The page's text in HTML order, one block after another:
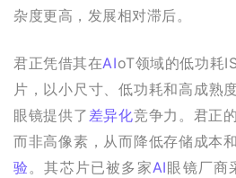
杂度更高，发展相对滞后。
君正凭借其在AIoT领域的低功耗
片，以小尺寸、低功耗和高成熟
眼镜提供了 差异化竞争力。君正
而非高像素，从而降低存储成本
验。其芯片已被多家AI眼镜厂商